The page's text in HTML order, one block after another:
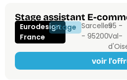
Stage assistant E-
Eurodesign
France
Stage Sarcelles
- 95200
95 -
Val-
voir